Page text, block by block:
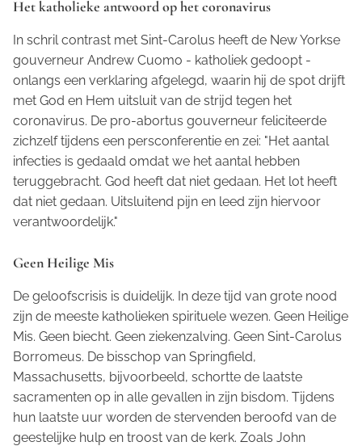
Het katholieke antwoord op het coronavirus
In schril contrast met Sint-Carolus heeft de New Yorkse
gouverneur Andrew Cuomo - katholiek gedoopt -
onlangs een verklaring afgelegd, waarin hij de spot drijft
met God en Hem uitsluit van de strijd tegen het
coronavirus. De pro-abortus gouverneur feliciteerde
zichzelf tijdens een persconferentie en zei: "Het aantal
infecties is gedaald omdat we het aantal hebben
teruggebracht. God heeft dat niet gedaan. Het lot heeft
dat niet gedaan. Uitsluitend pijn en leed zijn hiervoor
verantwoordelijk."
Geen Heilige Mis
De geloofscrisis is duidelijk. In deze tijd van grote nood
zijn de meeste katholieken spirituele wezen. Geen Heilige
Mis. Geen biecht. Geen ziekenzalving. Geen Sint-Carolus
Borromeus. De bisschop van Springfield,
Massachusetts, bijvoorbeeld, schortte de laatste
sacramenten op in alle gevallen in zijn bisdom. Tijdens
hun laatste uur worden de stervenden beroofd van de
geestelijke hulp en troost van de kerk. Zoals John